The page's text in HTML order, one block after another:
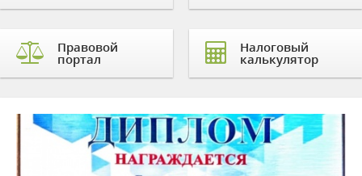
Правовой
портал
Налоговый
калькулятор